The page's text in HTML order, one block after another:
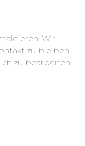
Wir
zu bleiben
zu bearbeiten.